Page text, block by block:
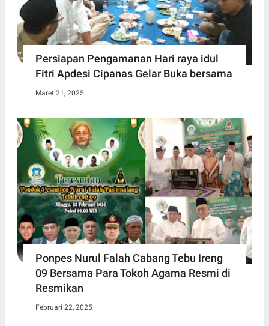
Persiapan Pengamanan Hari raya idul
Fitri Apdesi Cipanas Gelar Buka bersama
Maret 21, 2025
Ponpes Nurul Falah Cabang Tebu Ireng
09 Bersama Para Tokoh Agama Resmi di
Resmikan
Februari 22, 2025